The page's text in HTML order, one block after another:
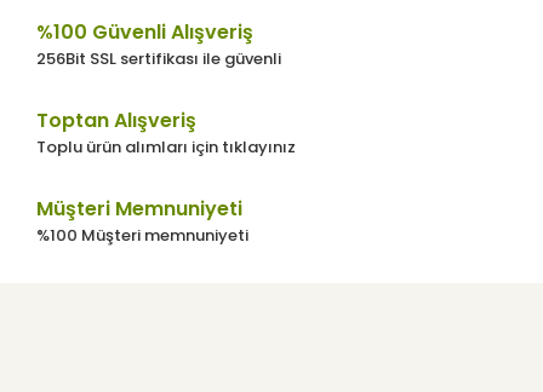
Gönder
%100 Güvenli Alışveriş
256Bit SSL sertifikası ile güvenli
Toptan Alışveriş
Toplu ürün alımları için tıklayınız
Müşteri Memnuniyeti
%100 Müşteri memnuniyeti